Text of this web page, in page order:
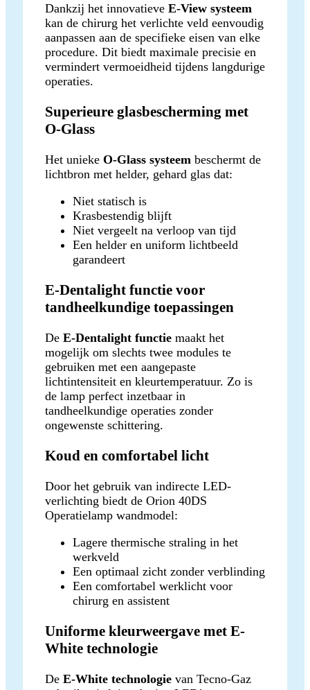
Dankzij het innovatieve E-View systeem
kan de chirurg het verlichte veld eenvoudig
aanpassen aan de specifieke eisen van elke
procedure. Dit biedt maximale precisie en
vermindert vermoeidheid tijdens langdurige
operaties.
Superieure glasbescherming met
O-Glass
Het unieke O-Glass systeem beschermt de
lichtbron met helder, gehard glas dat:
Niet statisch is
Krasbestendig blijft
Niet vergeelt na verloop van tijd
Een helder en uniform lichtbeeld
garandeert
E-Dentalight functie voor
tandheelkundige toepassingen
De E-Dentalight functie maakt het
mogelijk om slechts twee modules te
gebruiken met een aangepaste
lichtintensiteit en kleurtemperatuur. Zo is
de lamp perfect inzetbaar in
tandheelkundige operaties zonder
ongewenste schittering.
Koud en comfortabel licht
Door het gebruik van indirecte LED-
verlichting biedt de Orion 40DS
Operatielamp wandmodel:
Lagere thermische straling in het
werkveld
Een optimaal zicht zonder verblinding
Een comfortabel werklicht voor
chirurg en assistent
Uniforme kleurweergave met E-
White technologie
De E-White technologie van Tecno-Gaz